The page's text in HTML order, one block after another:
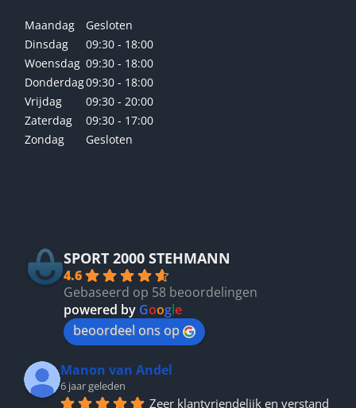
Maandag
Gesloten
Dinsdag
09:30 - 18:00
Woensdag 09:30 - 18:00
Donderdag09:30 - 18:00
Vrijdag
09:30 - 20:00
Zaterdag
09:30 - 17:00
Zondag
Gesloten
SPORT 2000 STEHMANN
4.6
Gebaseerd op 58 beoordelingen
powered by Google
beoordeel ons op
Manon van Andel
6 jaar geleden
Zeer klantvriendelijk en verstand